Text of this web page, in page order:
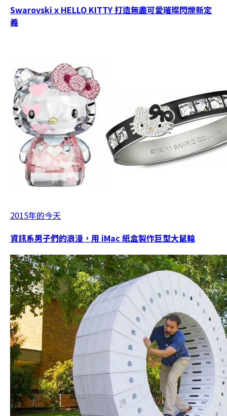
Swarovski x HELLO KITTY 打造無盡可愛璀璨閃爍新定
義
2015年的今天
資訊系男子們的浪漫，用 iMac 紙盒製作巨型大鼠輪